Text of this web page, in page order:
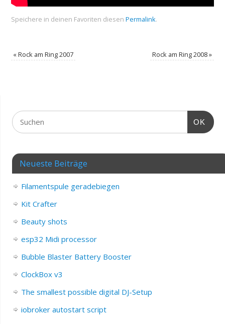
Speichere in deinen Favoriten diesen Permalink.
«Rock am Ring 2007 Rock am Ring 2008»
OK
Neueste Beiträge
Filamentspule geradebiegen
Kit Crafter
Beauty shots
esp32 Midi processor
Bubble Blaster Battery Booster
ClockBox v3
The smallest possible digital DJ-Setup
iobroker autostart script